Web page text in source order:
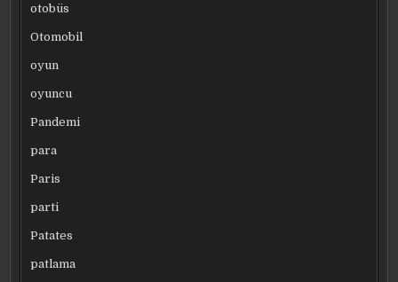
otobüs
Otomobil
oyun
oyuncu
Pandemi
para
Paris
parti
Patates
patlama